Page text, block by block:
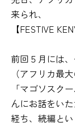
来られ、
【FESTIVE
前回５月には
（アフリカ最
「マゴソスク
んにお話をい
経ち、続編と